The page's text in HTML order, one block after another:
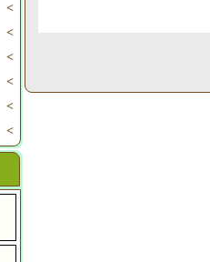
>
>
>
>
>
>